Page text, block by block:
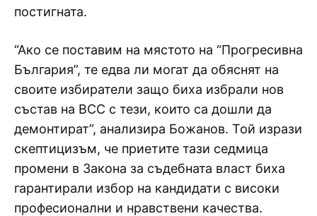
постигната.
“Ако се поставим на мястото на “Прогресивна
България”, те едва ли могат да обяснят на
своите избиратели защо биха избрали нов
състав на ВСС с тези, които са дошли да
демонтират”, анализира Божанов. Той изрази
скептицизъм, че приетите тази седмица
промени в Закона за съдебната власт биха
гарантирали избор на кандидати с високи
професионални и нравствени качества.